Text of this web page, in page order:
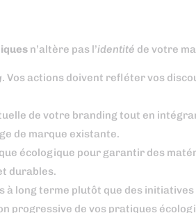
n’altère pas l’identité de votre
. Vos actions doivent refléter vos
de votre branding tout en
de marque existante.
écologique pour garantir des
durables.
à long terme plutôt que des
progressive de vos pratiques